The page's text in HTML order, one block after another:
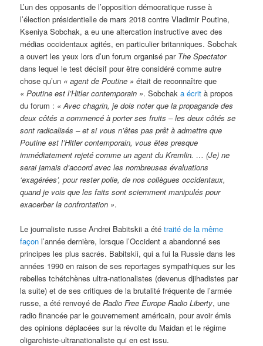
L’un des opposants de l’opposition démocratique russe à
l’élection présidentielle de mars 2018 contre Vladimir Poutine,
Kseniya Sobchak, a eu une altercation instructive avec des
médias occidentaux agités, en particulier britanniques. Sobchak
a ouvert les yeux lors d’un forum organisé par The Spectator
dans lequel le test décisif pour être considéré comme autre
chose qu’un «agent de Poutine » était de reconnaître que
«Poutine est l’Hitler contemporain ». Sobchaka écrit à propos
du forum : «Avec chagrin, je dois noter que la propagande des
deux côtés a commencé à porter ses fruits – les deux côtés se
sont radicalisés – et si vous n’êtes pas prêt à admettre que
Poutine est l’Hitler contemporain, vous êtes presque
immédiatement rejeté comme un agent du Kremlin. … (Je) ne
serai jamais d’accord avec les nombreuses évaluations
‘exagérées’, pour rester polie, de nos collègues occidentaux,
quand je vois que les faits sont sciemment manipulés pour
exacerber la confrontation ».
Le journaliste russe Andrei Babitskii a ététraité de la même
façon l’année dernière, lorsque l’Occident a abandonné ses
principes les plus sacrés. Babitskii, qui a fui la Russie dans les
années 1990 en raison de ses reportages sympathiques sur les
rebelles tchétchènes ultra-nationalistes (devenus djihadistes par
la suite) et de ses critiques de la brutalité fréquente de l’armée
russe, a été renvoyé deRadio Free Europe Radio Liberty, une
radio financée par le gouvernement américain, pour avoir émis
des opinions déplacées sur la révolte du Maidan et le régime
oligarchiste-ultranationaliste qui en est issu.